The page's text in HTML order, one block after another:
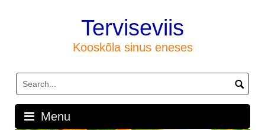
Terviseviis
Kooskõla sinus eneses
Menu